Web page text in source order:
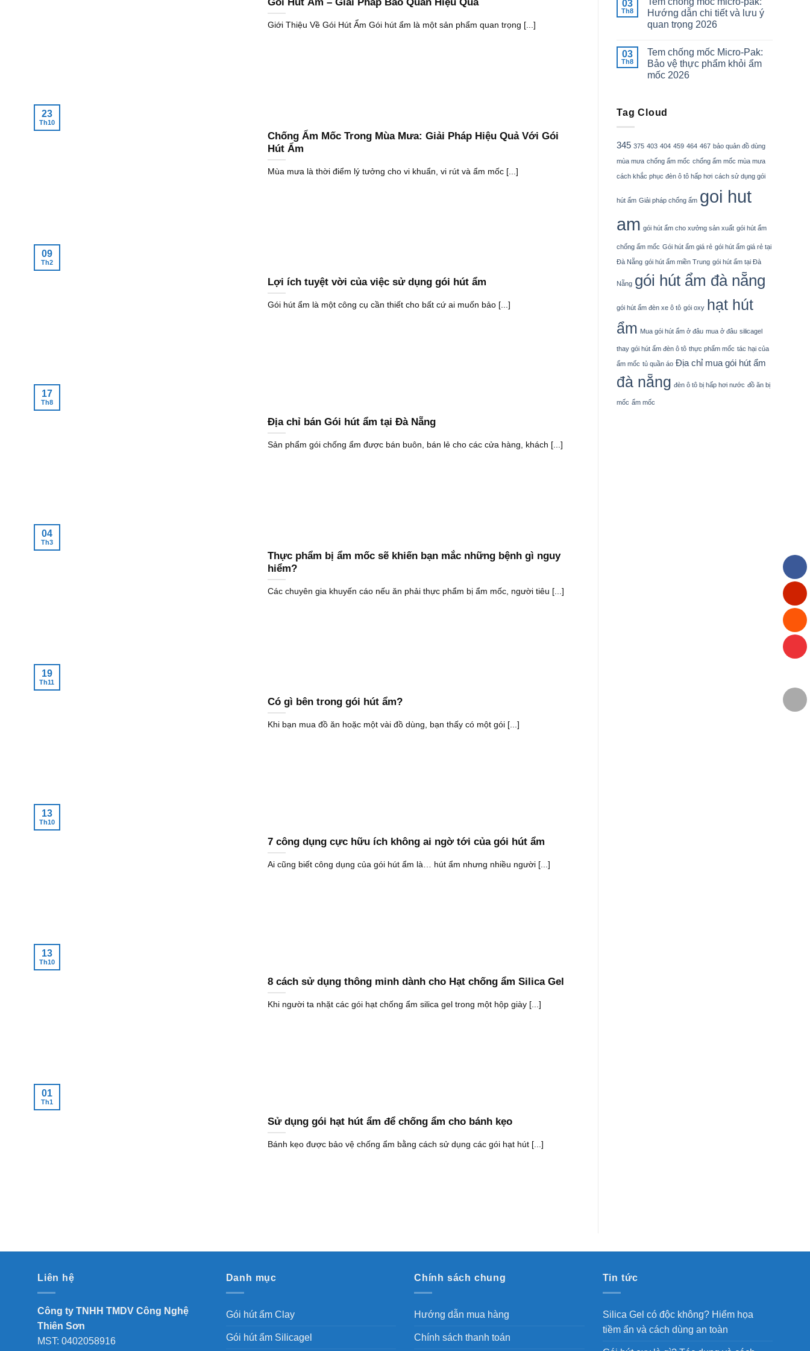
Giới Thiệu Về Gói Hút Ẩm Gói hút ẩm là một sản phẩm quan trọng [...]
Chống Ẩm Mốc Trong Mùa Mưa: Giải Pháp Hiệu Quả Với Gói
Hút Ẩm
Mùa mưa là thời điểm lý tưởng cho vi khuẩn, vi rút và ẩm mốc [...]
23
Th10
Lợi ích tuyệt vời của việc sử dụng gói hút ẩm
Gói hút ẩm là một công cụ cần thiết cho bất cứ ai muốn bảo [...]
09
Th2
Địa chỉ bán Gói hút ẩm tại Đà Nẵng
Sản phẩm gói chống ẩm được bán buôn, bán lẻ cho các cửa hàng, khách [...]
17
Th8
Thực phẩm bị ẩm mốc sẽ khiến bạn mắc những bệnh gì nguy
hiểm?
Các chuyên gia khuyến cáo nếu ăn phải thực phẩm bị ẩm mốc, người tiêu [...]
04
Th3
Có gì bên trong gói hút ẩm?
Khi bạn mua đồ ăn hoặc một vài đồ dùng, bạn thấy có một gói [...]
19
Th11
7 công dụng cực hữu ích không ai ngờ tới của gói hút ẩm
Ai cũng biết công dụng của gói hút ẩm là… hút ẩm nhưng nhiều người [...]
13
Th10
8 cách sử dụng thông minh dành cho Hạt chống ẩm Silica Gel
Khi người ta nhặt các gói hạt chống ẩm silica gel trong một hộp giày [...]
13
Th10
Sử dụng gói hạt hút ẩm để chống ẩm cho bánh kẹo
Bánh kẹo được bảo vệ chống ẩm bằng cách sử dụng các gói hạt hút [...]
01
Th1
03
Th8
Hướng dẫn chi tiết và lưu ý
quan trọng 2026
03
Th8
Tem chống mốc Micro-Pak:
Bảo vệ thực phẩm khỏi ẩm
mốc 2026
Tag Cloud
345 375 403 404 459 464 467 bảo quản đồ dùng
mùa mưa chống ẩm mốc chống ẩm mốc mùa mưa
cách khắc phục đèn ô tô hấp hơi cách sử dụng gói
hút ẩm Giải pháp chống ẩm goi hut
am gói hút ẩm cho xưởng sản xuất gói hút ẩm
chống ẩm mốc Gói hút ẩm giá rẻ gói hút ẩm giá rẻ tại
Đà Nẵng gói hút ẩm miền Trung gói hút ẩm tại Đà
Nẵng gói hút ẩm đà nẵng
gói hút ẩm đèn xe ô tô gói oxy
hạt hút
ẩm Mua gói hút ẩm ở đâu mua ở đâu silicagel
thay gói hút ẩm đèn ô tô thực phẩm mốc tác hại của
ẩm mốc tủ quần áo Địa chỉ mua gói hút ẩm
đà nẵng đèn ô tô bị hấp hơi nước đồ ăn bị
mốc ẩm mốc
Liên hệ
Công ty TNHH TMDV Công Nghệ
Thiên Sơn
MST: 0402058916
Danh mục
Gói hút ẩm Clay
Gói hút ẩm Silicagel
Chính sách chung
Hướng dẫn mua hàng
Chính sách thanh toán
Tin tức
Silica Gel có độc không? Hiểm họa
tiềm ẩn và cách dùng an toàn